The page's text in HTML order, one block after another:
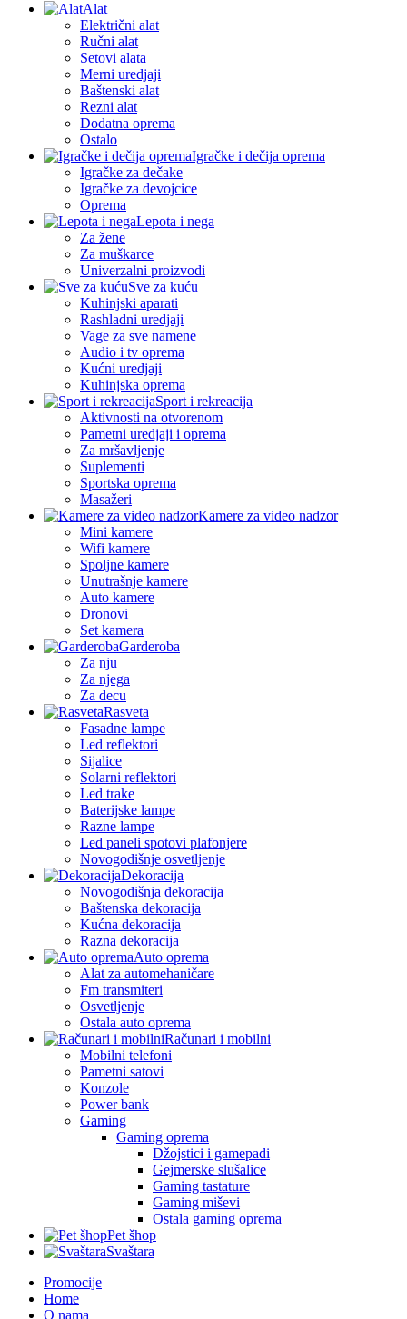
Alat
Električni alat
Ručni alat
Setovi alata
Merni uredjaji
Baštenski alat
Rezni alat
Dodatna oprema
Ostalo
Igračke i dečija oprema
Igračke za dečake
Igračke za devojcice
Oprema
Lepota i nega
Za žene
Za muškarce
Univerzalni proizvodi
Sve za kuću
Kuhinjski aparati
Rashladni uredjaji
Vage za sve namene
Audio i tv oprema
Kućni uredjaji
Kuhinjska oprema
Sport i rekreacija
Aktivnosti na otvorenom
Pametni uredjaji i oprema
Za mršavljenje
Suplementi
Sportska oprema
Masažeri
Kamere za video nadzor
Mini kamere
Wifi kamere
Spoljne kamere
Unutrašnje kamere
Auto kamere
Dronovi
Set kamera
Garderoba
Za nju
Za njega
Za decu
Rasveta
Fasadne lampe
Led reflektori
Sijalice
Solarni reflektori
Led trake
Baterijske lampe
Razne lampe
Led paneli spotovi plafonjere
Novogodišnje osvetljenje
Dekoracija
Novogodišnja dekoracija
Baštenska dekoracija
Kućna dekoracija
Razna dekoracija
Auto oprema
Alat za automehaničare
Fm transmiteri
Osvetljenje
Ostala auto oprema
Računari i mobilni
Mobilni telefoni
Pametni satovi
Konzole
Power bank
Gaming
Gaming oprema
Džojstici i gamepadi
Gejmerske slušalice
Gaming tastature
Gaming miševi
Ostala gaming oprema
Pet šhop
Svaštara
Promocije
Home
O nama